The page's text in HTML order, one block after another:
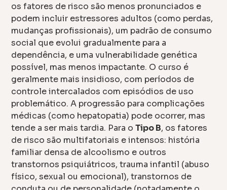
os fatores de risco são menos pronunciados e
podem incluir estressores adultos (como perdas,
mudanças profissionais), um padrão de consumo
social que evolui gradualmente para a
dependência, e uma vulnerabilidade genética
possível, mas menos impactante. O curso é
geralmente mais insidioso, com períodos de
controle intercalados com episódios de uso
problemático. A progressão para complicações
médicas (como hepatopatia) pode ocorrer, mas
tende a ser mais tardia. Para oTipo B, os fatores
de risco são multifatoriais e intensos: história
familiar densa de alcoolismo e outros
transtornos psiquiátricos, trauma infantil (abuso
físico, sexual ou emocional), transtornos de